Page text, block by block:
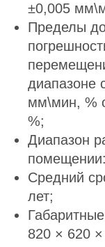
±0,005
Пределы
диапазоне
мм\мин, %
%;
Диапазон
Средний
лет;
820 × 620